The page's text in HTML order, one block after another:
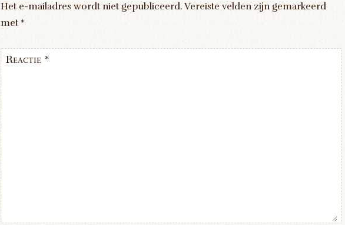
Het e-mailadres wordt niet gepubliceerd. Vereiste velden zijn gemarkeerd
met *
Reactie *